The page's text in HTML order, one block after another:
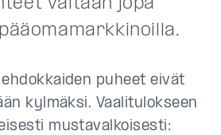
ehdokkaiden puheet eivät
kylmäksi. Vaalitulokseen
mustavalkoisesti: